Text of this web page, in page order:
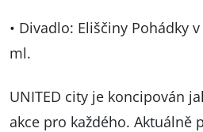
• Divadlo: Eliščiny Pohádky
ml.
UNITED city je koncipován
akce pro každého. Aktuálně